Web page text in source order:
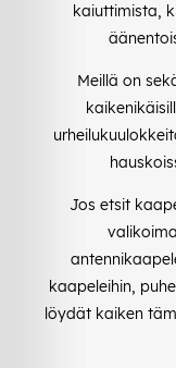
kaiuttimista,
Meillä on
Jos etsit
kaapeleihin,
löydät kaiken